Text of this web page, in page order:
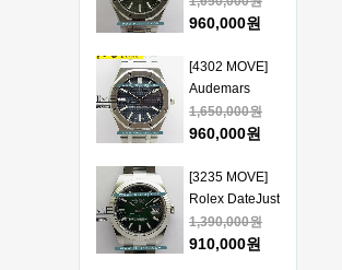
얄오크 크르노
모델 베스트에
디션
Oak 15510
1:1 Best
Edition - 오데
마피게 로얄오
크 베스트 에디
960,000원
[4302 MOVE]
Audemars
Piguet Royal
Oak 15510
1:1 Best
Edition - 오데
마피게 로얄오
크 베스트 에디
1,650,000원
960,000원
[3235 MOVE]
Rolex DateJust
41mm 126334
904L SS ERF
1,390,000원
910,000원